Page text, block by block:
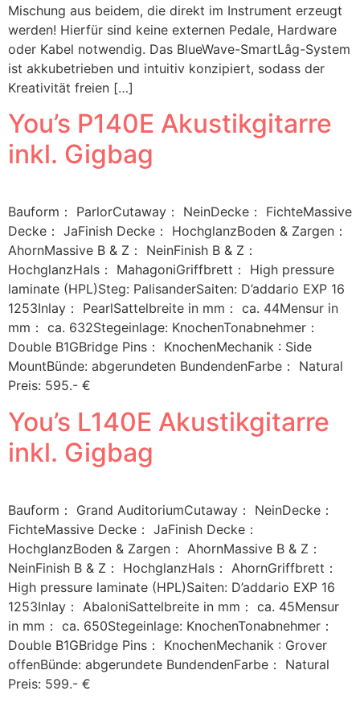
Mischung aus beidem, die direkt im Instrument erzeugt
werden! Hierfür sind keine externen Pedale, Hardware
oder Kabel notwendig. Das BlueWave-SmartLâg-System
ist akkubetrieben und intuitiv konzipiert, sodass der
Kreativität freien […]
You’s P140E Akustikgitarre
inkl. Gigbag
Bauform： ParlorCutaway： NeinDecke： FichteMassive
Decke： JaFinish Decke： HochglanzBoden & Zargen：
AhornMassive B & Z： NeinFinish B & Z：
HochglanzHals： MahagoniGriffbrett： High pressure
laminate (HPL)Steg: PalisanderSaiten: D’addario EXP 16
1253Inlay： PearlSattelbreite in mm： ca. 44Mensur in
mm： ca. 632Stegeinlage: KnochenTonabnehmer：
Double B1GBridge Pins： KnochenMechanik : Side
MountBünde: abgerundeten BundendenFarbe： Natural
Preis: 595.- €
You’s L140E Akustikgitarre
inkl. Gigbag
Bauform： Grand AuditoriumCutaway： NeinDecke：
FichteMassive Decke： JaFinish Decke：
HochglanzBoden & Zargen： AhornMassive B & Z：
NeinFinish B & Z： HochglanzHals： AhornGriffbrett：
High pressure laminate (HPL)Saiten: D’addario EXP 16
1253Inlay： AbaloniSattelbreite in mm： ca. 45Mensur
in mm： ca. 650Stegeinlage: KnochenTonabnehmer：
Double B1GBridge Pins： KnochenMechanik : Grover
offenBünde: abgerundete BundendenFarbe： Natural
Preis: 599.- €